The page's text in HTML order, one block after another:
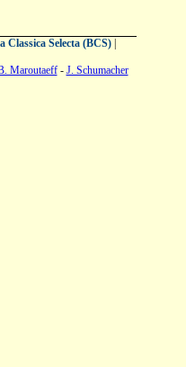
Classica Selecta (BCS)|
Maroutaeff- J. Schumacher